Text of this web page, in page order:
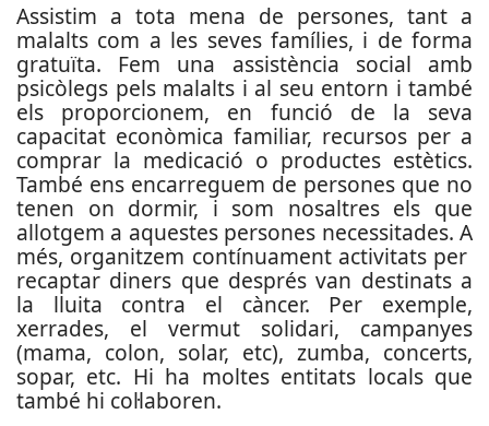
Assistim a tota mena de persones, tant a
malalts com a les seves famílies, i de forma
gratuïta. Fem una assistència social amb
psicòlegs pels malalts i al seu entorn i també
els proporcionem, en funció de la seva
capacitat econòmica familiar, recursos per a
comprar la medicació o productes estètics.
També ens encarreguem de persones que no
tenen on dormir, i som nosaltres els que
allotgem a aquestes persones necessitades. A
més, organitzem contínuament activitats per
recaptar diners que després van destinats a
la lluita contra el càncer. Per exemple,
xerrades, el vermut solidari, campanyes
(mama, colon, solar, etc), zumba, concerts,
sopar, etc. Hi ha moltes entitats locals que
també hi col·laboren.